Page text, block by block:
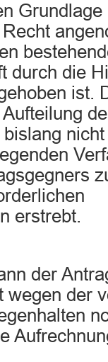
Grundlage
durch die
ist.
erstrebt.
der
der